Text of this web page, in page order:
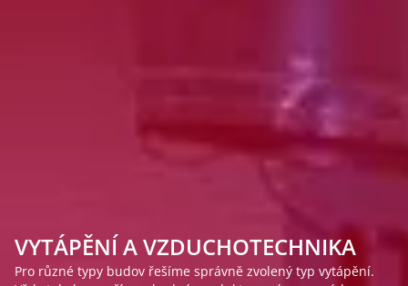
VYTÁPĚNÍ A VZDUCHOTECHNIKA
Pro různé typy budov řešíme správně zvolený typ vytápění.
INDIVIDUÁLNÍ PŘÍSTUP K PROJEKTU
Každý projekt je specifický a nejde jej řešit podle předem
PROFESIONÁL VE VYTÁPĚNÍ HAL
Vytápění se také musí řešit profesionálně. Za návrhem